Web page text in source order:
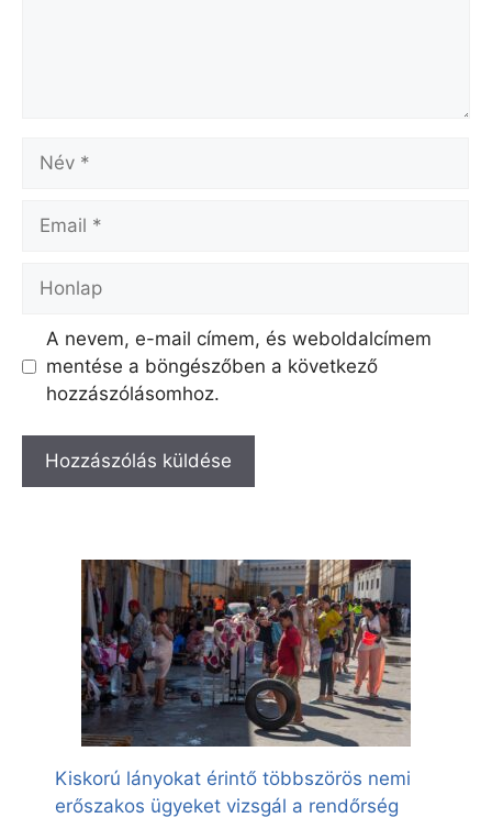
A nevem, e-mail címem, és weboldalcímem
mentése a böngészőben a következő
hozzászólásomhoz.
Kiskorú lányokat érintő többszörös nemi
erőszakos ügyeket vizsgál a rendőrség